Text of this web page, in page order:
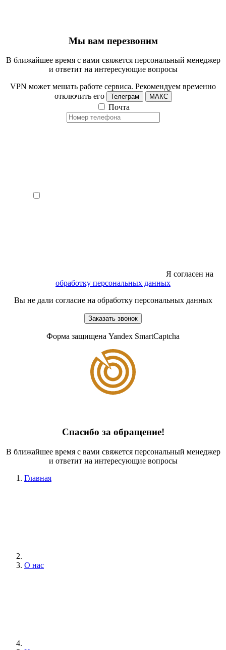
Мы вам перезвоним
В ближайшее время с вами свяжется персональный менеджер
и ответит на интересующие вопросы
VPN может мешать работе сервиса. Рекомендуем временно
отключить его
Телеграм МАКС
Почта
Я согласен на
обработку персональных данных
Вы не дали согласие на обработку персональных данных
Заказать звонок
Форма защищена Yandex SmartCaptcha
Спасибо за обращение!
В ближайшее время с вами свяжется персональный менеджер
и ответит на интересующие вопросы
Главная
О нас